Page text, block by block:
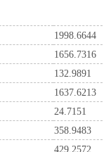
1998.6644
1656.7316
132.9891
1637.6213
24.7151
358.9483
429.2572